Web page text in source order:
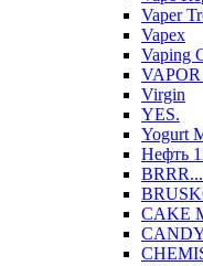
Vaper
Vapex
Vaping
Virgin
YES.
Yogurt
Нефть
CAKE